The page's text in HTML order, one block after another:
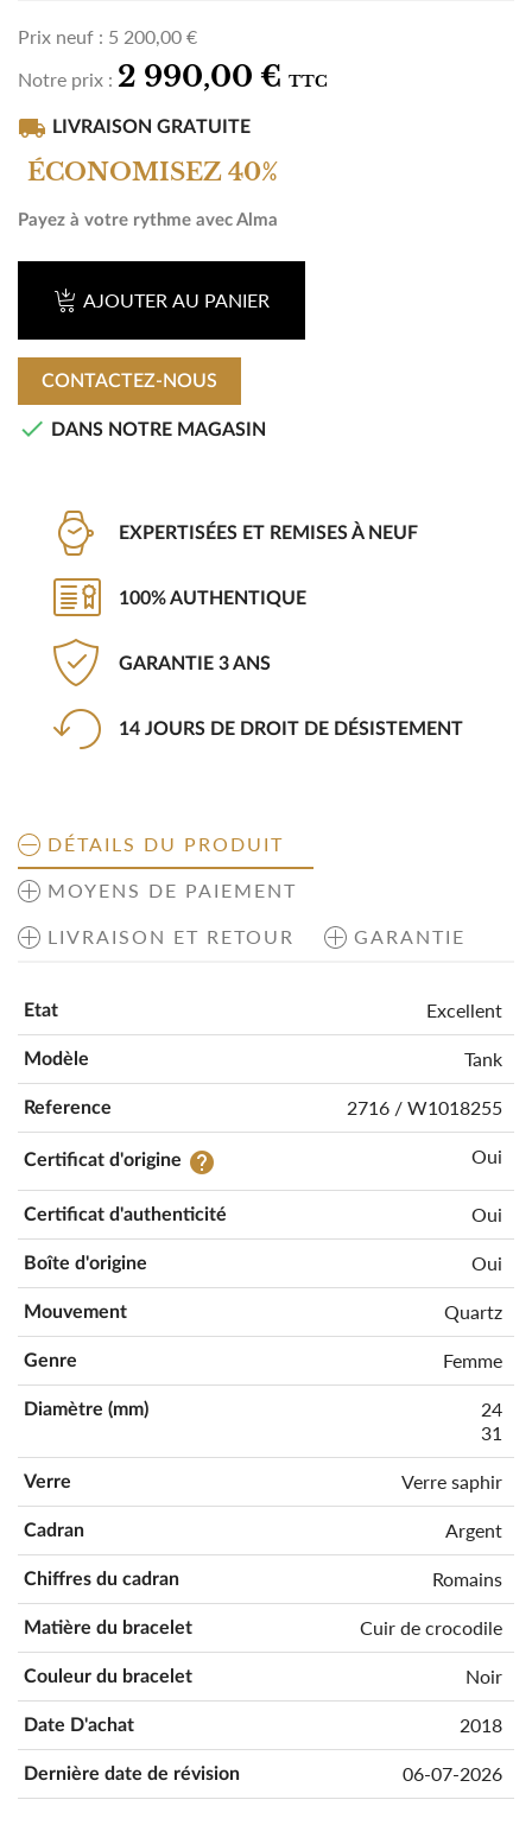
Prix neuf : 5 200,00 €
Notre prix : 2 990,00 € TTC
local_shipping LIVRAISON GRATUITE
ÉCONOMISEZ 40%
Payez à votre rythme avec Alma
AJOUTER AU PANIER
CONTACTEZ-NOUS
 DANS NOTRE MAGASIN
EXPERTISÉES ET REMISES À NEUF
100% AUTHENTIQUE
GARANTIE 3 ANS
14 JOURS DE DROIT DE DÉSISTEMENT
DÉTAILS DU PRODUIT
MOYENS DE PAIEMENT
LIVRAISON ET RETOUR GARANTIE
Etat Excellent
Modèle Tank
Reference 2716 / W1018255
Certificat d'origine help Oui
Certificat d'authenticité Oui
Boîte d'origine Oui
Mouvement Quartz
Genre Femme
Diamètre (mm)
24
31
Verre Verre saphir
Cadran Argent
Chiffres du cadran Romains
Matière du bracelet Cuir de crocodile
Couleur du bracelet Noir
Date D'achat 2018
Dernière date de révision 06-07-2026